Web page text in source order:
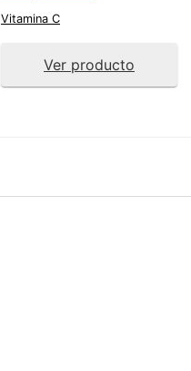
Vitamina C
Ver producto